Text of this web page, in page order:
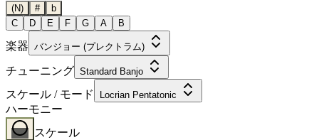
(N) #
b
C
D E F G A B
楽器 バンジョー (プレクトラム)
チューニング Standard Banjo
スケール / モード Locrian Pentatonic
ハーモニー
スケール